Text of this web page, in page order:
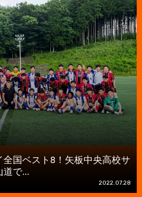
全国ベスト8！矢板中央高校サ
で...
2022.07.28